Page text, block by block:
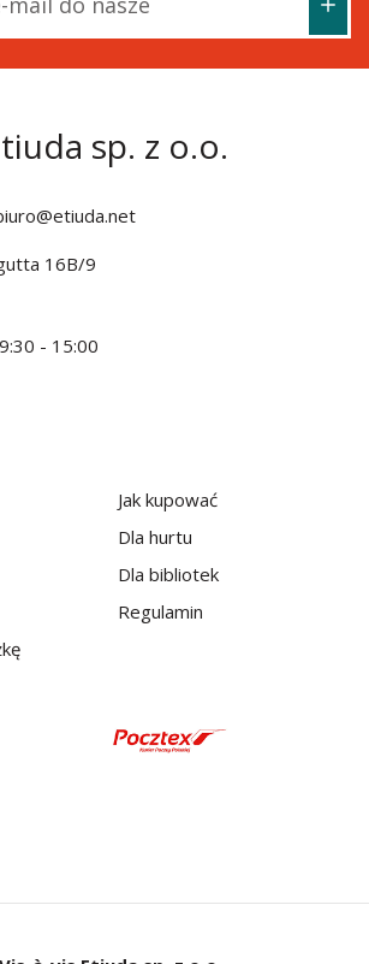
sp. z o.o.
16B/9
- 15:00
Jak kupować
Dla hurtu
Dla bibliotek
Regulamin